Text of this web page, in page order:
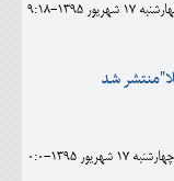
شهريور 1395-9:18
17 شهريور 1395-0:0